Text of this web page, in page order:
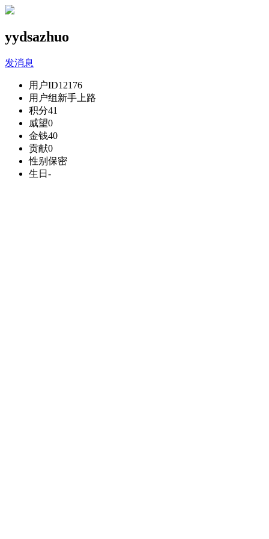
yydsazhuo
发消息
用户ID12176
用户组 新手上路
积分41
威望0
金钱40
贡献0
性别 保密
生日 -